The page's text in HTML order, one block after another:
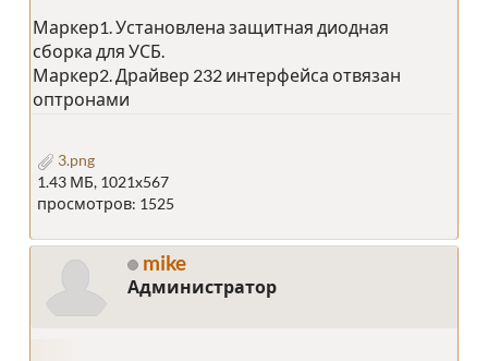
Маркер1. Установлена защитная диодная
сборка для УСБ.
Маркер2. Драйвер 232 интерфейса отвязан
оптронами
3.png
1.43 МБ, 1021x567
просмотров: 1525
mike
Администратор